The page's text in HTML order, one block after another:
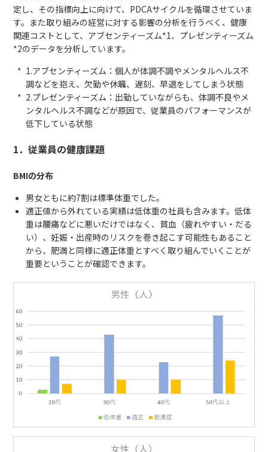
定し、その指標向上に向けて、PDCAサイクルを循環させていま
す。また取り組みの経営に対する影響の分析を行うべく、健康
関連コストとして、アブセンティーズム*1、プレゼンティーズム
*2のデータを分析しています。
1.アブセンティーズム：個人が体調不調やメンタルヘルス不
調などを抱え、欠勤や休職、遅刻、早退をしてしまう状態
2.プレゼンティーズム：出勤していながらも、体調不良やメ
ンタルヘルス不調などが原因で、従業員のパフォーマンスが
低下している状態
1．従業員の健康課題
BMIの分布
男女ともに約7割は標準体重でした。
適正値から外れている実績は低体重の社員も含みます。低体
重は腰痛などに悪いだけではなく、貧血（疲れやすい・だる
い）、妊娠・出産時のリスクを巻き起こす可能性もあること
から、肥満と同様に適正体重とすべく取り組んでいくことが
重要ということが確認できます。